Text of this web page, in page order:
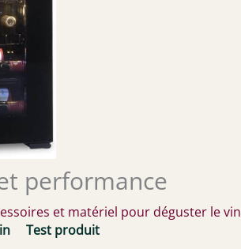
performance
et matériel pour déguster le vin
Test produit